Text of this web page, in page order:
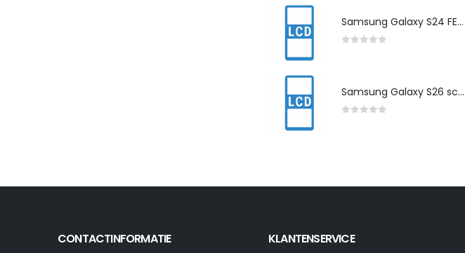
Samsung Galaxy S24 FE scherm herstelling
Samsung Galaxy S26 scherm herstelling
CONTACTINFORMATIE KLANTENSERVICE